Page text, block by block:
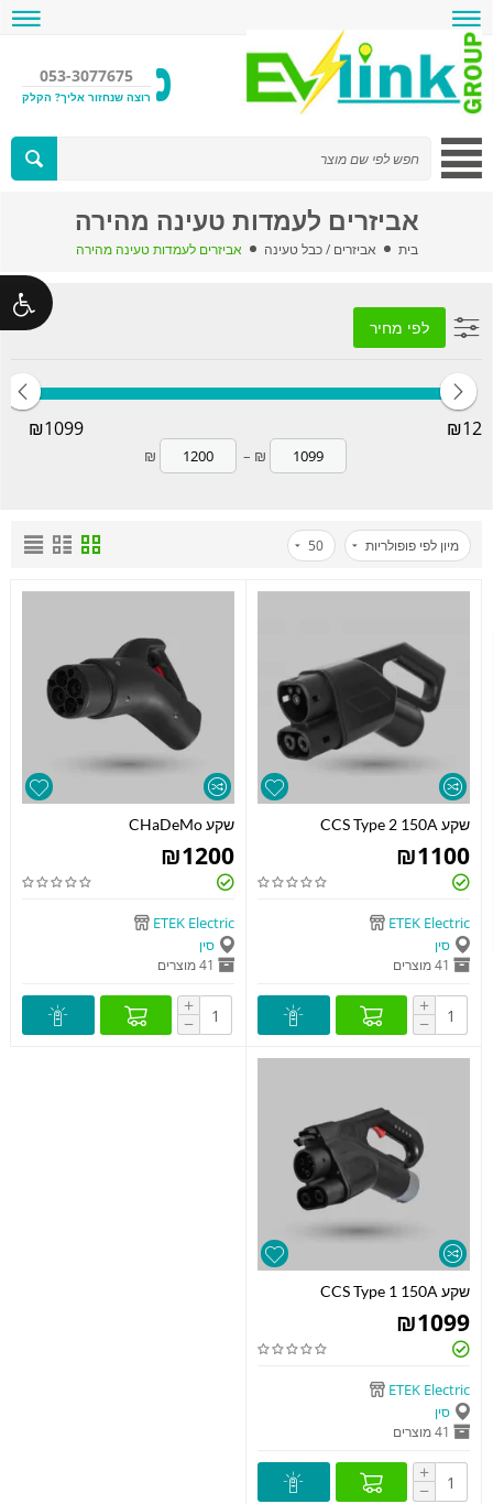
053-3077675
רוצה שנחזור אליך? הקלק
אביזרים לעמדות טעינה מהירה
בית אביזרים / כבל טעינה אביזרים לעמדות טעינה מהירה
לפי מחיר
1099
₪
–
₪
מיון לפי פופולריות 50
שקע CCS Type 2 150A
₪1100
ETEK Electric
סין
41 מוצרים
+
−
שקע CHaDeMo
₪1200
ETEK Electric
סין
41 מוצרים
+
−
שקע CCS Type 1 150A
₪1099
ETEK Electric
סין
41 מוצרים
+
−